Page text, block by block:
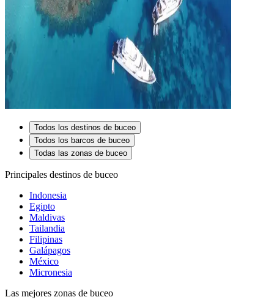
Todos los destinos de buceo
Todos los barcos de buceo
Todas las zonas de buceo
Principales destinos de buceo
Indonesia
Egipto
Maldivas
Tailandia
Filipinas
Galápagos
México
Micronesia
Las mejores zonas de buceo